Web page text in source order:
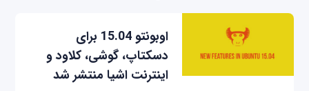
اوبونتو 15.04 برای
دسکتاپ، گوشی، کلاود و
اینترنت اشیا منتشر شد